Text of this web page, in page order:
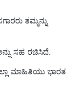
ತಮ್ಮನ್ನು
ಸಹ ರಚಿಸಿದೆ.
ಮಾಹಿತಿಯು ಭಾರತ